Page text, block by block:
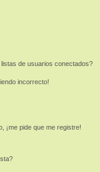
de usuarios conectados?
incorrecto!
¡me pide que me registre!